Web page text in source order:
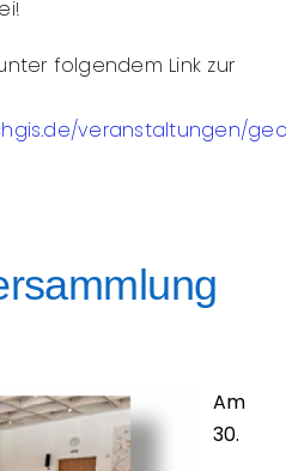
folgendem Link zur
veranstaltungen/
Am
30.